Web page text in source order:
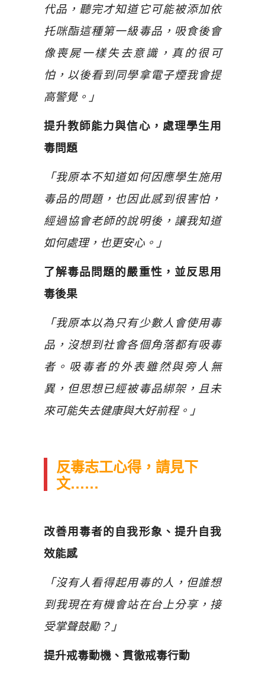
代品，聽完才知道它可能被添加依
托咪酯這種第一級毒品，吸食後會
像喪屍一樣失去意識，真的很可
怕，以後看到同學拿電子煙我會提
高警覺。」
提升教師能力與信心，處理學生用
毒問題
「我原本不知道如何因應學生施用
毒品的問題，也因此感到很害怕，
經過協會老師的說明後，讓我知道
如何處理，也更安心。」
了解毒品問題的嚴重性，並反思用
毒後果
「我原本以為只有少數人會使用毒
品，沒想到社會各個角落都有吸毒
者。吸毒者的外表雖然與旁人無
異，但思想已經被毒品綁架，且未
來可能失去健康與大好前程。」
反毒志工心得，請見下
文……
改善用毒者的自我形象、提升自我
效能感
「沒有人看得起用毒的人，但誰想
到我現在有機會站在台上分享，接
受掌聲鼓勵？」
提升戒毒動機、貫徹戒毒行動